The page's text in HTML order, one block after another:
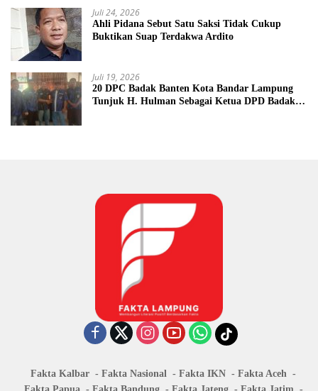
Juli 24, 2026
Ahli Pidana Sebut Satu Saksi Tidak Cukup
Buktikan Suap Terdakwa Ardito
Juli 19, 2026
20 DPC Badak Banten Kota Bandar Lampung
Tunjuk H. Hulman Sebagai Ketua DPD Badak
Fakta Kalbar Fakta Nasional Fakta IKN
Fakta Aceh